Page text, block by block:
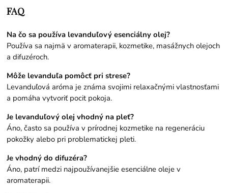
FAQ
Na čo sa používa levanduľový esenciálny olej?
Používa sa najmä v aromaterapii, kozmetike, masážnych olejoch
a difuzéroch.
Môže levanduľa pomôcť pri strese?
Levanduľová aróma je známa svojimi relaxačnými vlastnosťami
a pomáha vytvoriť pocit pokoja.
Je levanduľový olej vhodný na pleť?
Áno, často sa používa v prírodnej kozmetike na regeneráciu
pokožky alebo pri problematickej pleti.
Je vhodný do difuzéra?
Áno, patrí medzi najpoužívanejšie esenciálne oleje v
aromaterapii.